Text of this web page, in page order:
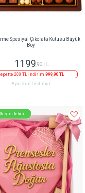
Spesiyal Çikolata Kutusu Büyük
Boy
1199 ,90 TL
200 TL indirim 999,90 TL
Aynı Gün Teslimat